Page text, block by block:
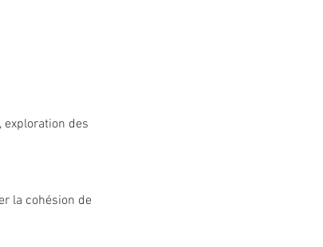
exploration des
la cohésion de